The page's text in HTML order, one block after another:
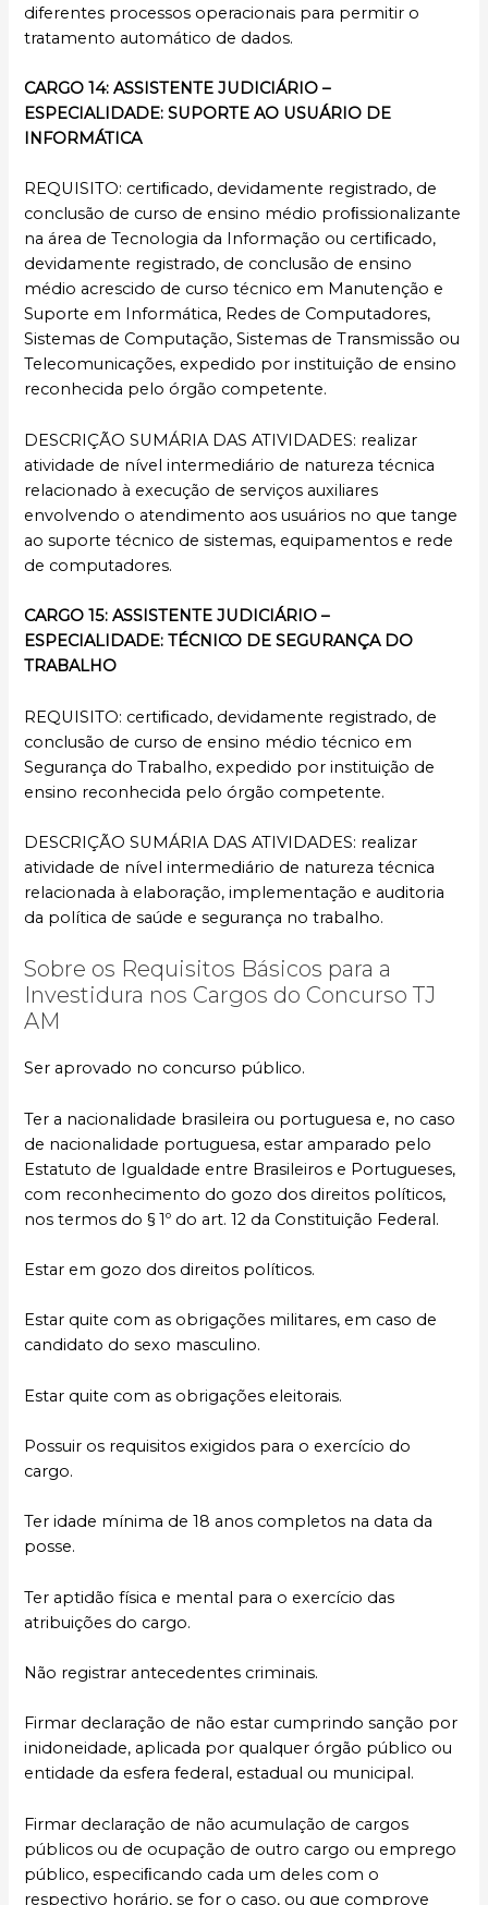
diferentes processos operacionais para permitir o
tratamento automático de dados.
CARGO 14: ASSISTENTE JUDICIÁRIO –
ESPECIALIDADE: SUPORTE AO USUÁRIO DE
INFORMÁTICA
REQUISITO: certiﬁcado, devidamente registrado, de
conclusão de curso de ensino médio proﬁssionalizante
na área de Tecnologia da Informação ou certiﬁcado,
devidamente registrado, de conclusão de ensino
médio acrescido de curso técnico em Manutenção e
Suporte em Informática, Redes de Computadores,
Sistemas de Computação, Sistemas de Transmissão ou
Telecomunicações, expedido por instituição de ensino
reconhecida pelo órgão competente.
DESCRIÇÃO SUMÁRIA DAS ATIVIDADES: realizar
atividade de nível intermediário de natureza técnica
relacionado à execução de serviços auxiliares
envolvendo o atendimento aos usuários no que tange
ao suporte técnico de sistemas, equipamentos e rede
de computadores.
CARGO 15: ASSISTENTE JUDICIÁRIO –
ESPECIALIDADE: TÉCNICO DE SEGURANÇA DO
TRABALHO
REQUISITO: certiﬁcado, devidamente registrado, de
conclusão de curso de ensino médio técnico em
Segurança do Trabalho, expedido por instituição de
ensino reconhecida pelo órgão competente.
DESCRIÇÃO SUMÁRIA DAS ATIVIDADES: realizar
atividade de nível intermediário de natureza técnica
relacionada à elaboração, implementação e auditoria
da política de saúde e segurança no trabalho.
Sobre os Requisitos Básicos para a
Investidura nos Cargos do Concurso TJ
AM
Ser aprovado no concurso público.
Ter a nacionalidade brasileira ou portuguesa e, no caso
de nacionalidade portuguesa, estar amparado pelo
Estatuto de Igualdade entre Brasileiros e Portugueses,
com reconhecimento do gozo dos direitos políticos,
nos termos do § 1º do art. 12 da Constituição Federal.
Estar em gozo dos direitos políticos.
Estar quite com as obrigações militares, em caso de
candidato do sexo masculino.
Estar quite com as obrigações eleitorais.
Possuir os requisitos exigidos para o exercício do
cargo.
Ter idade mínima de 18 anos completos na data da
posse.
Ter aptidão física e mental para o exercício das
atribuições do cargo.
Não registrar antecedentes criminais.
Firmar declaração de não estar cumprindo sanção por
inidoneidade, aplicada por qualquer órgão público ou
entidade da esfera federal, estadual ou municipal.
Firmar declaração de não acumulação de cargos
públicos ou de ocupação de outro cargo ou emprego
público, especiﬁcando cada um deles com o
respectivo horário, se for o caso, ou que comprove